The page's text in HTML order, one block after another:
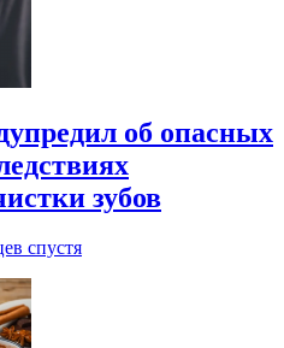
об опасных
зубов
спустя